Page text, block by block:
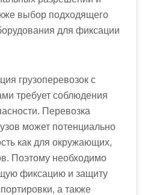
выбор подходящего
для фиксации
грузоперевозок с
требует соблюдения
Перевозка
может потенциально
как для окружающих,
Поэтому необходимо
фиксацию и защиту
а также